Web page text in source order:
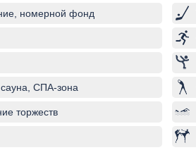
номерной фонд
СПА-зона
торжеств